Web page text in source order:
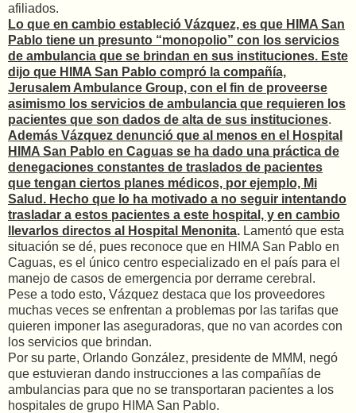
afiliados.
Lo que en cambio estableció Vázquez, es que HIMA San
Pablo tiene un presunto “monopolio” con los servicios
de ambulancia que se brindan en sus instituciones. Este
dijo que HIMA San Pablo compró la compañía,
Jerusalem Ambulance Group, con el fin de proveerse
asimismo los servicios de ambulancia que requieren los
pacientes que son dados de alta de sus instituciones.
Además Vázquez denunció que al menos en el Hospital
HIMA San Pablo en Caguas se ha dado una práctica de
denegaciones constantes de traslados de pacientes
que tengan ciertos planes médicos, por ejemplo, Mi
Salud. Hecho que lo ha motivado a no seguir intentando
trasladar a estos pacientes a este hospital, y en cambio
llevarlos directos al Hospital Menonita. Lamentó que esta
situación se dé, pues reconoce que en HIMA San Pablo en
Caguas, es el único centro especializado en el país para el
manejo de casos de emergencia por derrame cerebral.
Pese a todo esto, Vázquez destaca que los proveedores
muchas veces se enfrentan a problemas por las tarifas que
quieren imponer las aseguradoras, que no van acordes con
los servicios que brindan.
Por su parte, Orlando González, presidente de MMM, negó
que estuvieran dando instrucciones a las compañías de
ambulancias para que no se transportaran pacientes a los
hospitales de grupo HIMA San Pablo.